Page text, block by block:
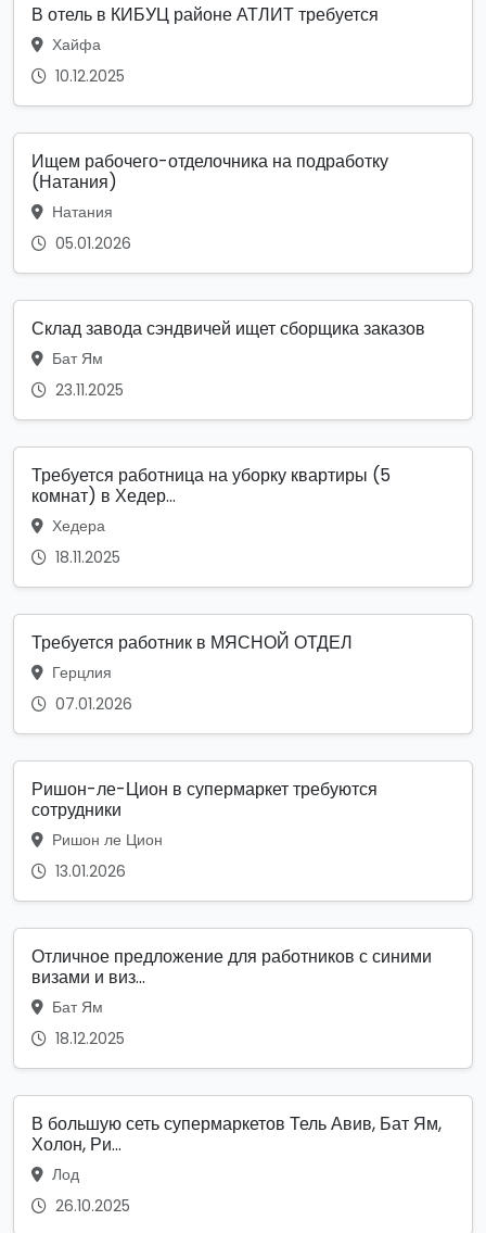
В отель в КИБУЦ районе АТЛИТ требуется
Хайфа
10.12.2025
Ищем рабочего-отделочника на подработку
(Натания)
Натания
05.01.2026
Склад завода сэндвичей ищет сборщика заказов
Бат Ям
23.11.2025
Требуется работница на уборку квартиры (5
комнат) в Хедер...
Хедера
18.11.2025
Требуется работник в МЯСНОЙ ОТДЕЛ
Герцлия
07.01.2026
Ришон-ле-Цион в супермаркет требуются
сотрудники
Ришон ле Цион
13.01.2026
Отличное предложение для работников с синими
визами и виз...
Бат Ям
18.12.2025
В большую сеть супермаркетов Тель Авив, Бат Ям,
Холон, Ри...
Лод
26.10.2025